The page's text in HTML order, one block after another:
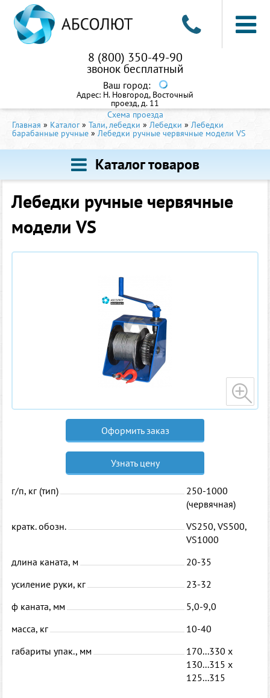
8 (800) 350-49-90
звонок бесплатный
Ваш город:
Адрес: Н. Новгород, Восточный
проезд, д. 11
Схема проезда
Главная » Каталог» Тали, лебедки » Лебедки » Лебедки
барабанные ручные » Лебедки ручные червячные модели VS
Каталог товаров
Лебедки ручные червячные
модели VS
Оформить заказ
Узнать цену
г/п, кг (тип)
250-1000
(червячная)
кратк. обозн.
VS250, VS500,
VS1000
длина каната, м
20-35
усиление руки, кг
23-32
ф каната, мм
5,0-9,0
масса, кг
10-40
габариты упак., мм
170...330 х
130...315 х
125...315